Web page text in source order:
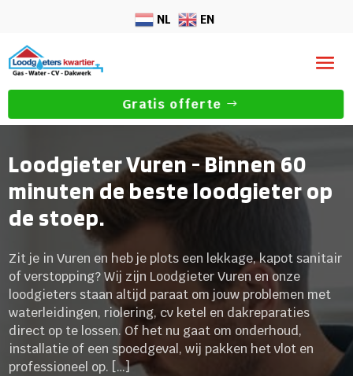
NL EN
Gratis offerte
Loodgieter Vuren - Binnen 60
minuten de beste loodgieter op
de stoep.
Zit je in Vuren en heb je plots een lekkage, kapot sanitair
of verstopping? Wij zijn Loodgieter Vuren en onze
loodgieters staan altijd paraat om jouw problemen met
waterleidingen, riolering, cv ketel en dakreparaties
direct op te lossen. Of het nu gaat om onderhoud,
installatie of een spoedgeval, wij pakken het vlot en
professioneel op. […]